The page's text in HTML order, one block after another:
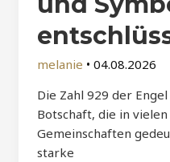
melanie • 04.08.2026
Die Zahl 929 der
Botschaft, die in
Gemeinschaften
starke